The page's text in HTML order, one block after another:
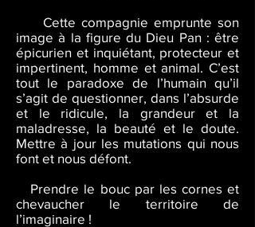
Cette compagnie emprunte son
image à la figure du Dieu Pan : être
épicurien et inquiétant, protecteur et
impertinent, homme et animal. C’est
tout le paradoxe de l’humain qu’il
s’agit de questionner, dans l’absurde
et le ridicule, la grandeur et la
maladresse, la beauté et le doute.
Mettre à jour les mutations qui nous
font et nous défont.
Prendre le bouc par les cornes et
chevaucher le territoire de
l’imaginaire !